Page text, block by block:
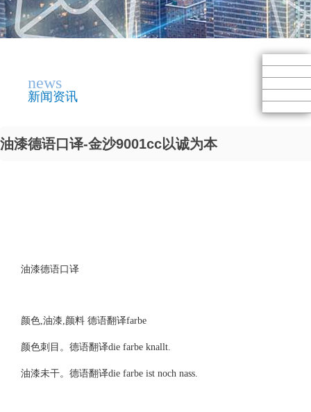
news
新闻资讯
油漆德语口译-金沙9001cc以诚为本
油漆德语口译
颜色,油漆,颜料 德语翻译farbe
颜色刺目。德语翻译die farbe knallt.
油漆未干。德语翻译die farbe ist noch nass.